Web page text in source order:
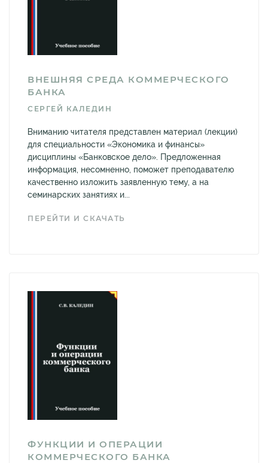
ВНЕШНЯЯ СРЕДА КОММЕРЧЕСКОГО
БАНКА
СЕРГЕЙ КАЛЕДИН
Вниманию читателя представлен материал (лекции)
для специальности «Экономика и финансы»
дисциплины «Банковское дело». Предложенная
информация, несомненно, поможет преподавателю
качественно изложить заявленную тему, а на
семинарских занятиях и...
ПЕРЕЙТИ И СКАЧАТЬ
ФУНКЦИИ И ОПЕРАЦИИ
КОММЕРЧЕСКОГО БАНКА